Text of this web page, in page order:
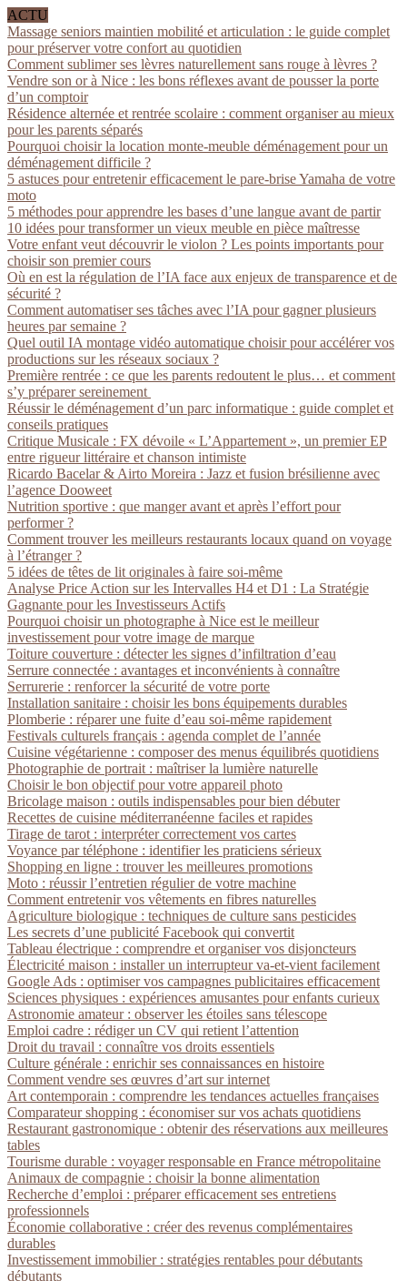
ACTU
Massage seniors maintien mobilité et articulation : le guide complet
pour préserver votre confort au quotidien
Comment sublimer ses lèvres naturellement sans rouge à lèvres ?
Vendre son or à Nice : les bons réflexes avant de pousser la porte
d’un comptoir
Résidence alternée et rentrée scolaire : comment organiser au mieux
pour les parents séparés
Pourquoi choisir la location monte-meuble déménagement pour un
déménagement difficile ?
5 astuces pour entretenir efficacement le pare-brise Yamaha de votre
moto
5 méthodes pour apprendre les bases d’une langue avant de partir
10 idées pour transformer un vieux meuble en pièce maîtresse
Votre enfant veut découvrir le violon ? Les points importants pour
choisir son premier cours
Où en est la régulation de l’IA face aux enjeux de transparence et de
sécurité ?
Comment automatiser ses tâches avec l’IA pour gagner plusieurs
heures par semaine ?
Quel outil IA montage vidéo automatique choisir pour accélérer vos
productions sur les réseaux sociaux ?
Première rentrée : ce que les parents redoutent le plus… et comment
s’y préparer sereinement
Réussir le déménagement d’un parc informatique : guide complet et
conseils pratiques
Critique Musicale : FX dévoile « L’Appartement », un premier EP
entre rigueur littéraire et chanson intimiste
Ricardo Bacelar & Airto Moreira : Jazz et fusion brésilienne avec
l’agence Dooweet
Nutrition sportive : que manger avant et après l’effort pour
performer ?
Comment trouver les meilleurs restaurants locaux quand on voyage
à l’étranger ?
5 idées de têtes de lit originales à faire soi-même
Analyse Price Action sur les Intervalles H4 et D1 : La Stratégie
Gagnante pour les Investisseurs Actifs
Pourquoi choisir un photographe à Nice est le meilleur
investissement pour votre image de marque
Toiture couverture : détecter les signes d’infiltration d’eau
Serrure connectée : avantages et inconvénients à connaître
Serrurerie : renforcer la sécurité de votre porte
Installation sanitaire : choisir les bons équipements durables
Plomberie : réparer une fuite d’eau soi-même rapidement
Festivals culturels français : agenda complet de l’année
Cuisine végétarienne : composer des menus équilibrés quotidiens
Photographie de portrait : maîtriser la lumière naturelle
Choisir le bon objectif pour votre appareil photo
Bricolage maison : outils indispensables pour bien débuter
Recettes de cuisine méditerranéenne faciles et rapides
Tirage de tarot : interpréter correctement vos cartes
Voyance par téléphone : identifier les praticiens sérieux
Shopping en ligne : trouver les meilleures promotions
Moto : réussir l’entretien régulier de votre machine
Comment entretenir vos vêtements en fibres naturelles
Agriculture biologique : techniques de culture sans pesticides
Les secrets d’une publicité Facebook qui convertit
Tableau électrique : comprendre et organiser vos disjoncteurs
Électricité maison : installer un interrupteur va-et-vient facilement
Google Ads : optimiser vos campagnes publicitaires efficacement
Sciences physiques : expériences amusantes pour enfants curieux
Astronomie amateur : observer les étoiles sans télescope
Emploi cadre : rédiger un CV qui retient l’attention
Droit du travail : connaître vos droits essentiels
Culture générale : enrichir ses connaissances en histoire
Comment vendre ses œuvres d’art sur internet
Art contemporain : comprendre les tendances actuelles françaises
Comparateur shopping : économiser sur vos achats quotidiens
Restaurant gastronomique : obtenir des réservations aux meilleures
tables
Tourisme durable : voyager responsable en France métropolitaine
Animaux de compagnie : choisir la bonne alimentation
Recherche d’emploi : préparer efficacement ses entretiens
professionnels
Économie collaborative : créer des revenus complémentaires
durables
Investissement immobilier : stratégies rentables pour débutants
débutants